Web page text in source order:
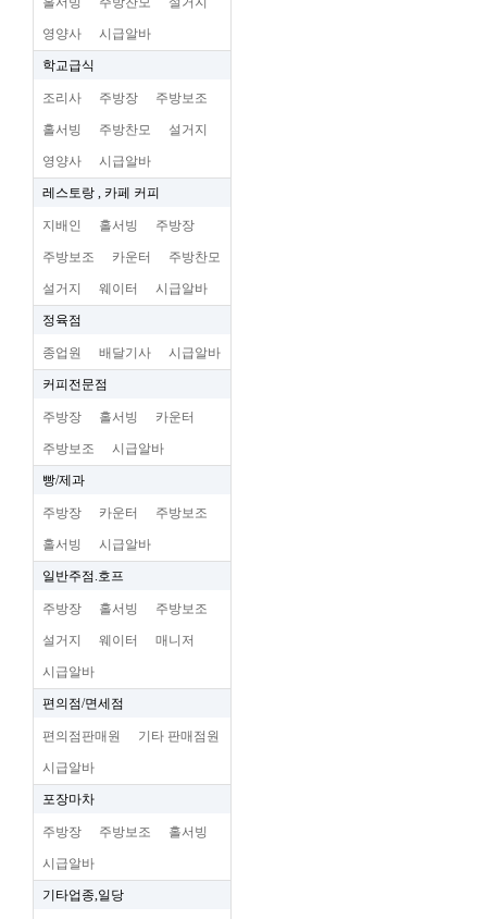
영양사 시급알바
학교급식
조리사 주방장 주방보조
홀서빙 주방찬모 설거지
영양사 시급알바
레스토랑 , 카페 커피
지배인 홀서빙 주방장
주방보조 카운터 주방찬모
설거지 웨이터 시급알바
정육점
종업원 배달기사 시급알바
커피전문점
주방장 홀서빙 카운터
주방보조 시급알바
빵/제과
주방장 카운터 주방보조
홀서빙 시급알바
일반주점.호프
주방장 홀서빙 주방보조
설거지 웨이터 매니저
시급알바
편의점/면세점
편의점판매원 기타 판매점원
시급알바
포장마차
주방장 주방보조 홀서빙
시급알바
기타업종,일당